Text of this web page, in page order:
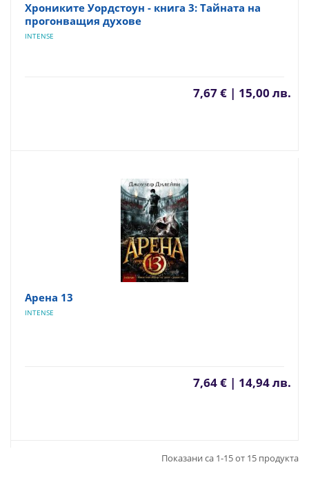
Хрониките Уордстоун - книга 3: Тайната на
прогонващия духове
INTENSE
7,67 € | 15,00 лв.
Арена 13
INTENSE
7,64 € | 14,94 лв.
Показани са 1-15 от 15 продукта